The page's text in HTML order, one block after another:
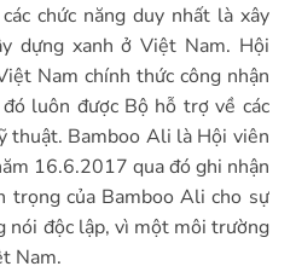
chức năng duy nhất là xây
dựng xanh ở Việt Nam. Hội
Nam chính thức công nhận
luôn được Bộ hỗ trợ về các
thuật. Bamboo Ali là Hội viên
16.6.2017 qua đó ghi nhận
trọng của Bamboo Ali cho sự
nói độc lập, vì một môi trường
Nam.